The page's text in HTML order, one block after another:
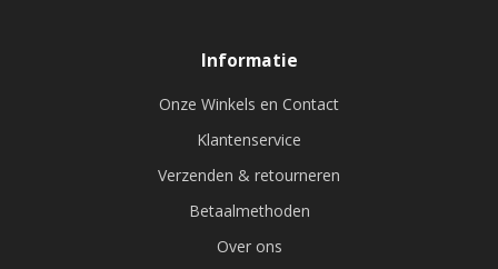
WAAR KUN JE ACTIEVE PLAFOND INBOUW
LUIDSPREKERS TOEPASSEN?
Actieve plafond inbouw luidsprekers zijn breed inzetbaar:
Informatie
Onze Winkels en Contact
Klantenservice
Verzenden & retourneren
Betaalmethoden
Over ons